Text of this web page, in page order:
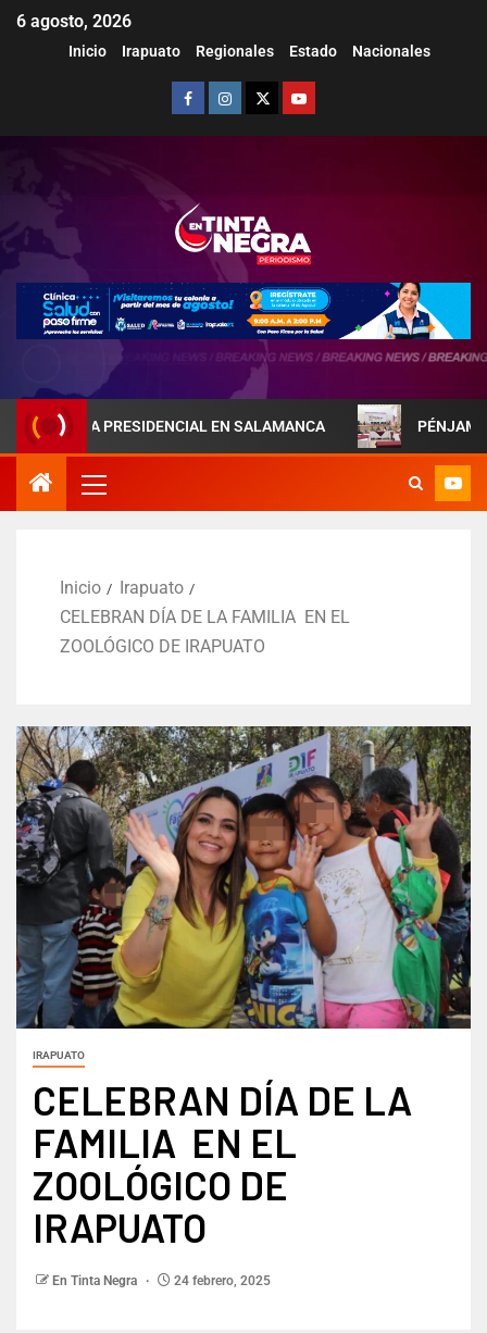
6 agosto, 2026
Inicio Irapuato Regionales Estado Nacionales
PRESIDENCIAL EN SALAMANCA PÉNJAMO
Inicio
Irapuato
CELEBRAN DÍA DE LA FAMILIA EN EL
ZOOLÓGICO DE IRAPUATO
IRAPUATO
CELEBRAN DÍA DE LA
FAMILIA EN EL
ZOOLÓGICO DE
IRAPUATO
En Tinta Negra 24 febrero, 2025